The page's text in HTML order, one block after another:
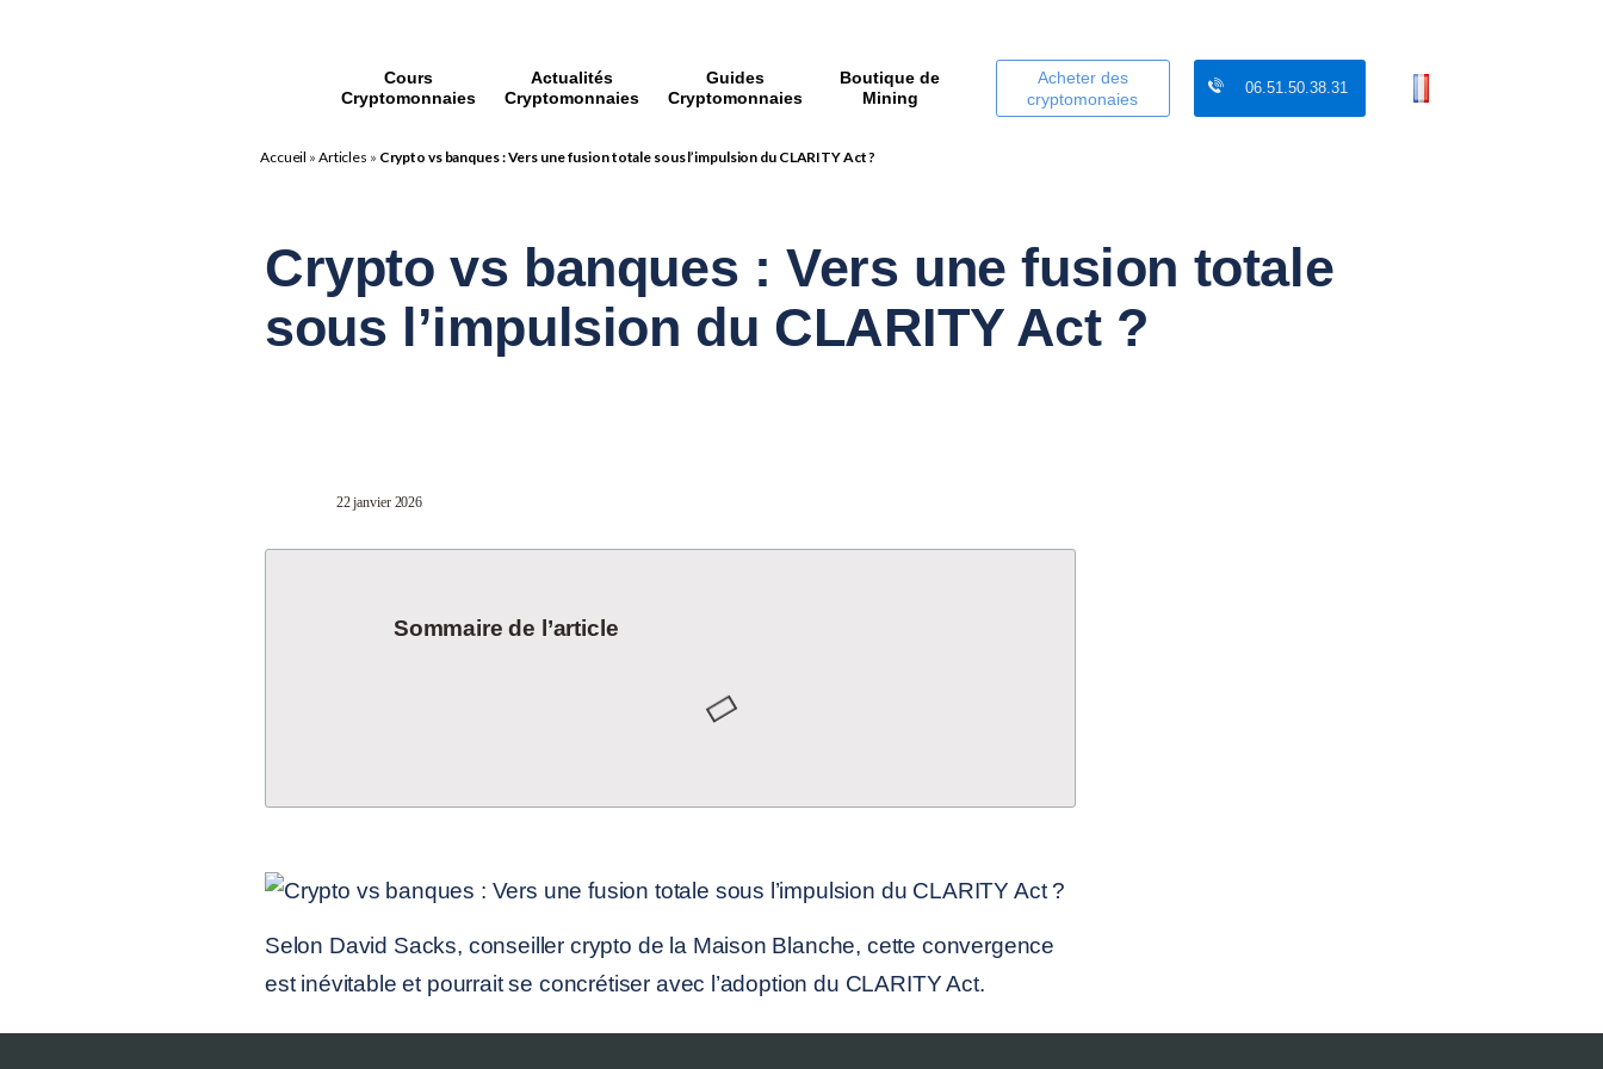
Cours
Cryptomonnaies
Actualités
Cryptomonnaies
Guides
Cryptomonnaies
Boutique de
Mining
Acheter des
cryptomonaies
06.51.50.38.31
Accueil » Articles » Crypto vs banques : Vers une fusion totale sous l’impulsion du CLARITY Act ?
Crypto vs banques : Vers une fusion totale
sous l’impulsion du CLARITY Act ?
22 janvier 2026
Sommaire de l’article
Selon David Sacks, conseiller crypto de la Maison Blanche, cette convergence
est inévitable et pourrait se concrétiser avec l’adoption du CLARITY Act.